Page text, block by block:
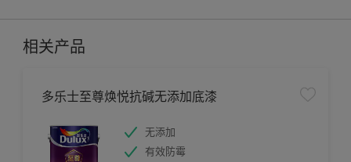
相关产品
多乐士至尊焕悦抗碱无添加底漆
无添加
有效防霉